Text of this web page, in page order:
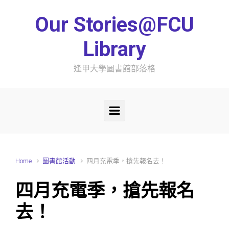
Our Stories@FCU
Library
逢甲大學圖書館部落格
Home 圖書館活動 四月充電季，搶先報名去！
四月充電季，搶先報名
去！